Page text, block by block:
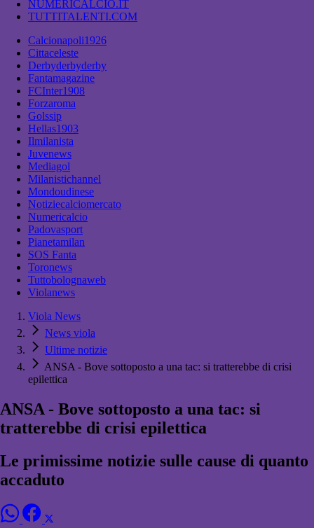
NUMERICALCIO.IT
TUTTITALENTI.COM
Calcionapoli1926
Cittaceleste
Derbyderbyderby
Fantamagazine
FCInter1908
Forzaroma
Golssip
Hellas1903
Ilmilanista
Juvenews
Mediagol
Milanistichannel
Mondoudinese
Notiziecalciomercato
Numericalcio
Padovasport
Pianetamilan
SOS Fanta
Toronews
Tuttobolognaweb
Violanews
Viola News
News viola
Ultime notizie
ANSA - Bove sottoposto a una tac: si tratterebbe di crisi
epilettica
ANSA - Bove sottoposto a una tac: si
tratterebbe di crisi epilettica
Le primissime notizie sulle cause di quanto
accaduto